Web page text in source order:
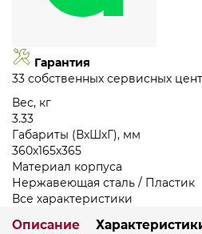
Гарантия
33 собственных сервисных
Вес, кг
3.33
Габариты (ВхШхГ), мм
360х165х365
Материал корпуса
Нержавеющая сталь / Пластик
Все характеристики
Описание